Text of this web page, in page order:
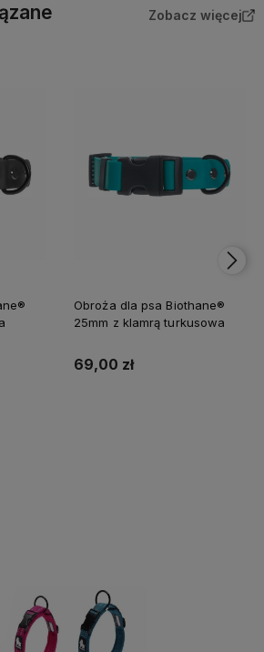
Zobacz więcej
Obroża dla psa Biothane®
25mm z klamrą turkusowa
69,00 zł